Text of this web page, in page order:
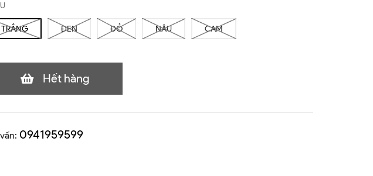
TRẮNG ĐEN ĐỎ NÂU CAM
Hết hàng
0941959599